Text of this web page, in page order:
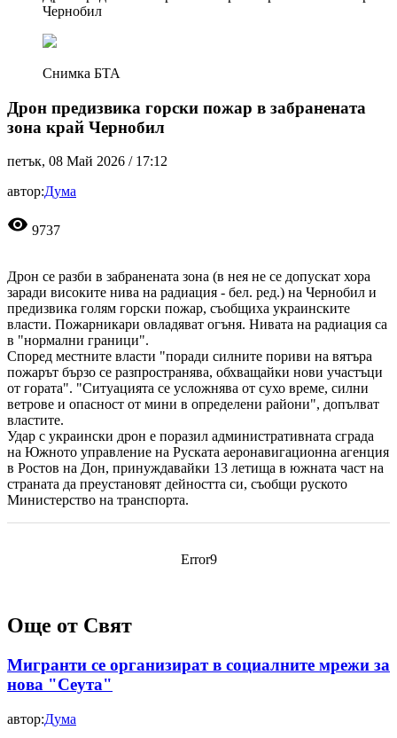
Чернобил
Снимка БТА
Дрон предизвика горски пожар в забранената
зона край Чернобил
петък, 08 Май 2026 / 17:12
автор:Дума
visibility 9737
Дрон се разби в забранената зона (в нея не се допускат хора
заради високите нива на радиация - бел. ред.) на Чернобил и
предизвика голям горски пожар, съобщиха украинските
власти. Пожарникари овладяват огъня. Нивата на радиация са
в "нормални граници".
Според местните власти "поради силните пориви на вятъра
пожарът бързо се разпространява, обхващайки нови участъци
от гората". "Ситуацията се усложнява от сухо време, силни
ветрове и опасност от мини в определени райони", допълват
властите.
Удар с украински дрон е поразил административната сграда
на Южното управление на Руската аеронавигационна агенция
в Ростов на Дон, принуждавайки 13 летища в южната част на
страната да преустановят дейността си, съобщи руското
Министерство на транспорта.
Error9
Още от Свят
Мигранти се организират в социалните мрежи за
нова "Сеута"
автор:Дума